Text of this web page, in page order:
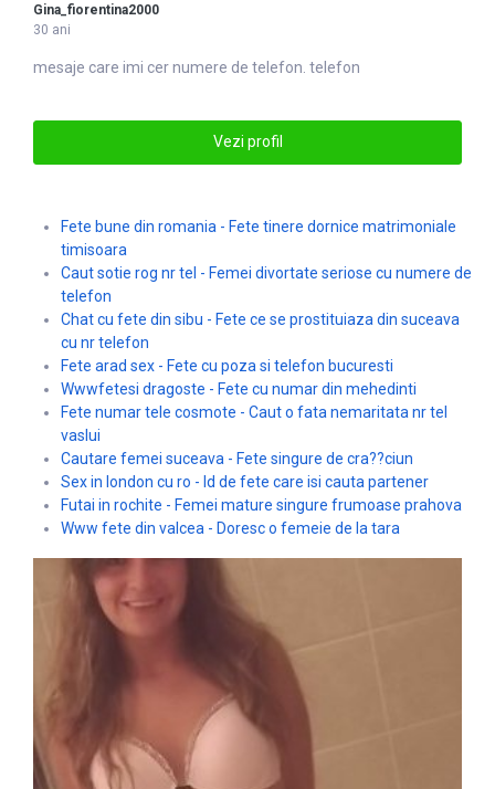
Gina_fiorentina2000
30 ani
mesaje care imi cer numere de telefon . telefon
Vezi profil
Fete bune din romania - Fete tinere dornice matrimoniale
timisoara
Caut sotie rog nr tel - Femei divortate seriose cu numere de
telefon
Chat cu fete din sibu - Fete ce se prostituiaza din suceava
cu nr telefon
Fete arad sex - Fete cu poza si telefon bucuresti
Wwwfetesi dragoste - Fete cu numar din mehedinti
Fete numar tele cosmote - Caut o fata nemaritata nr tel
vaslui
Cautare femei suceava - Fete singure de cra??ciun
Sex in london cu ro - Id de fete care isi cauta partener
Futai in rochite - Femei mature singure frumoase prahova
Www fete din valcea - Doresc o femeie de la tara